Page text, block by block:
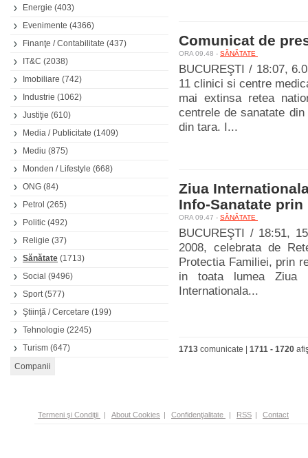
Energie (403)
Evenimente (4366)
Finanţe / Contabilitate (437)
IT&C (2038)
Imobiliare (742)
Industrie (1062)
Justiţie (610)
Media / Publicitate (1409)
Mediu (875)
Monden / Lifestyle (668)
ONG (84)
Petrol (265)
Politic (492)
Religie (37)
Sănătate (1713)
Social (9496)
Sport(577)
Ştiinţă / Cercetare (199)
Tehnologie (2245)
Turism (647)
Comunicat de
ORA 09.48 - SĂNĂTATE
BUCUREŞTI / 18:07,
11 clinici si centre
mai extinsa retea
centrele de sanatate
din tara. I...
Ziua
Info-Sanatate
ORA 09.47 - SĂNĂTATE
BUCUREŞTI / 18:51,
2008, celebrata de
Protectia Familiei, prin
in toata lumea Ziua
Internationala...
1713 comunicate | 1711 - 1720
Termeni şi Condiţii | About Cookies | Confidenţialitate | RSS | Contact